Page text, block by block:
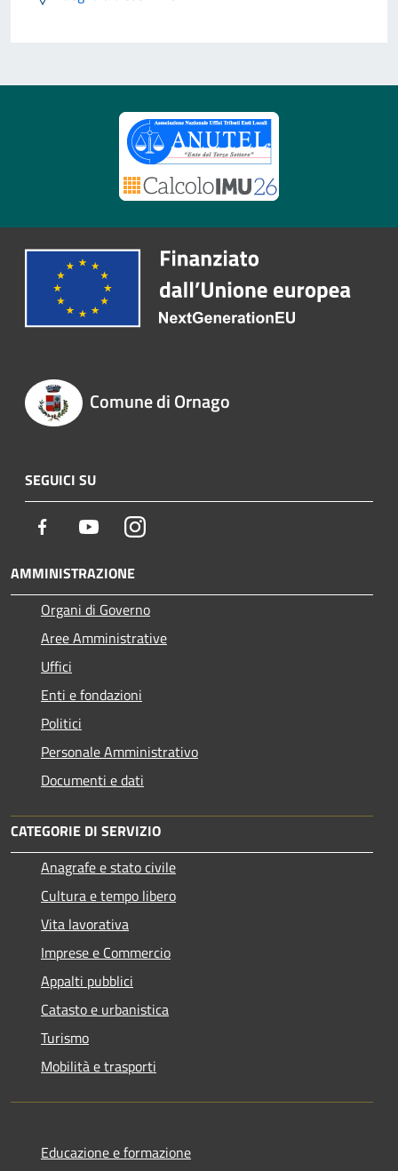
Comune di Ornago
SEGUICI SU
Facebook YoutubeInstagram
AMMINISTRAZIONE
Organi di Governo
Aree Amministrative
Uffici
Enti e fondazioni
Politici
Personale Amministrativo
Documenti e dati
CATEGORIE DI SERVIZIO
Anagrafe e stato civile
Cultura e tempo libero
Vita lavorativa
Imprese e Commercio
Appalti pubblici
Catasto e urbanistica
Turismo
Mobilità e trasporti
Educazione e formazione